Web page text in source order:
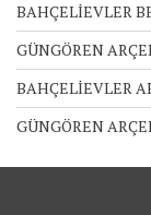
BAHÇELİEVLER
GÜNGÖREN
BAHÇELİEVLER
GÜNGÖREN